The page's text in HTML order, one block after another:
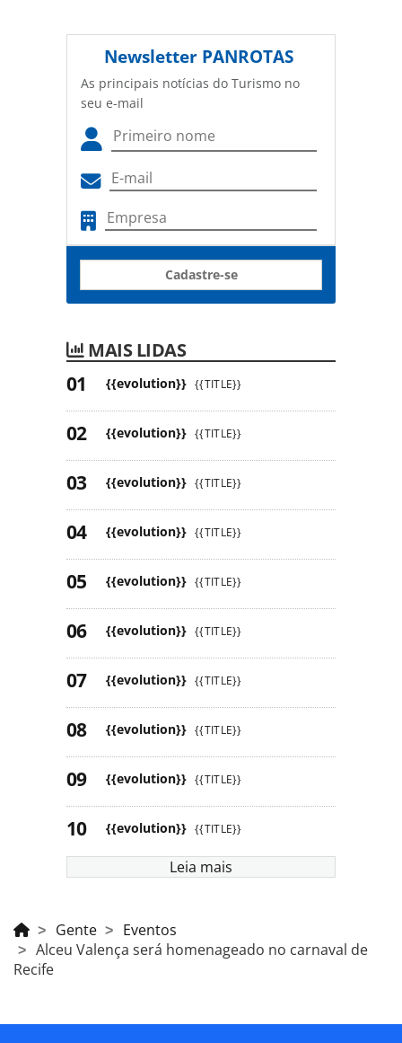
Newsletter PANROTAS
As principais notícias do Turismo no
seu e-mail
Cadastre-se
MAIS LIDAS
{{evolution}} {{TITLE}}
{{evolution}} {{TITLE}}
{{evolution}} {{TITLE}}
{{evolution}} {{TITLE}}
{{evolution}} {{TITLE}}
{{evolution}} {{TITLE}}
{{evolution}} {{TITLE}}
{{evolution}} {{TITLE}}
{{evolution}} {{TITLE}}
{{evolution}} {{TITLE}}
Leia mais
Gente
Eventos
Alceu Valença será homenageado no carnaval de
Recife